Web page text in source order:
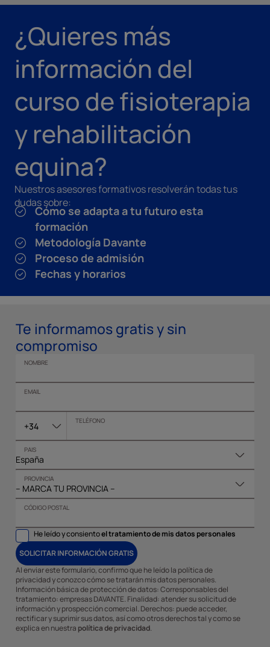
¿Quieres más
información del
curso de fisioterapia
y rehabilitación
equina?
Nuestros asesores formativos resolverán todas tus
dudas sobre:
Cómo se adapta a tu futuro esta
formación
Metodología Davante
Proceso de admisión
Fechas y horarios
Te informamos gratis y sin
compromiso
NOMBRE
EMAIL
+34 TELÉFONO
PAIS
PROVINCIA
CÓDIGO POSTAL
He leído y consientoel tratamiento de mis datos personales
SOLICITAR INFORMACIÓN GRATIS
Al enviar este formulario, confirmo que he leído la política de
privacidad y conozco cómo se tratarán mis datos personales.
Información básica de protección de datos: Corresponsables del
tratamiento: empresas DAVANTE. Finalidad: atender su solicitud de
información y prospección comercial. Derechos: puede acceder,
rectificar y suprimir sus datos, así como otros derechos tal y como se
explica en nuestra política de privacidad.